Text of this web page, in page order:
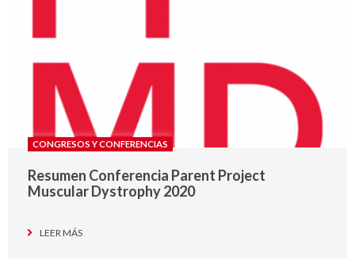
CONGRESOS Y CONFERENCIAS
Resumen Conferencia Parent Project
Muscular Dystrophy 2020
LEER MÁS